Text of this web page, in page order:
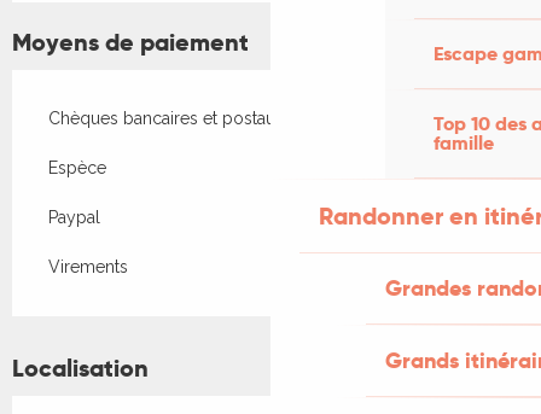
Escape
Top 10 des
famille
Randonner en
Grandes
Grands
Moyens de paiement
Chèques bancaires et postaux
Espèce
Paypal
Virements
Localisation